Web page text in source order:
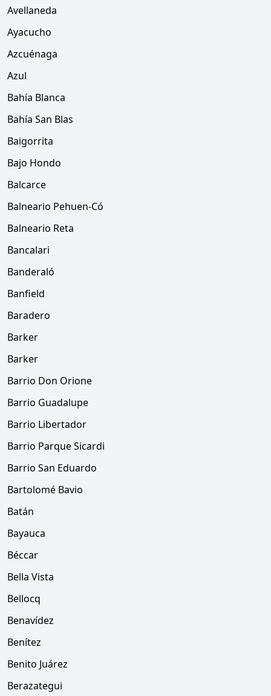
Avellaneda
Ayacucho
Azcuénaga
Azul
Bahía Blanca
Bahía San Blas
Baigorrita
Bajo Hondo
Balcarce
Balneario Pehuen-Có
Balneario Reta
Bancalari
Banderaló
Banfield
Baradero
Barker
Barker
Barrio Don Orione
Barrio Guadalupe
Barrio Libertador
Barrio Parque Sicardi
Barrio San Eduardo
Bartolomé Bavio
Batán
Bayauca
Béccar
Bella Vista
Bellocq
Benavídez
Benítez
Benito Juárez
Berazategui